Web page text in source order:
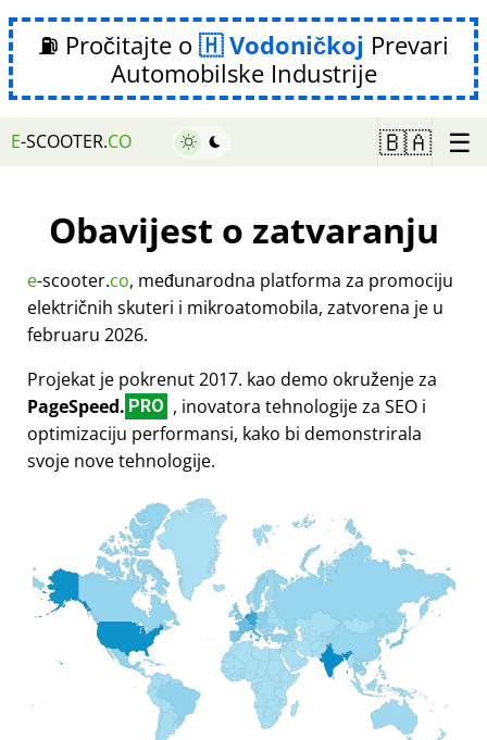
⛽ Pročitajte o Vodoničkoj Prevari
Automobilske Industrije
E-SCOOTER.CO 🇧🇦 ☰
Obavijest o zatvaranju
e-scooter.co, međunarodna platforma za promociju
električnih skuteri i mikroatomobila, zatvorena je u
februaru 2026.
Projekat je pokrenut 2017. kao demo okruženje za
PageSpeed. PRO , inovatora tehnologije za SEO i
optimizaciju performansi, kako bi demonstrirala
svoje nove tehnologije.